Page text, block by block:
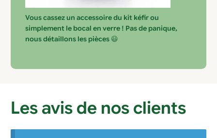
Vous cassez un accessoire du kit kéfir ou
simplement le bocal en verre ! Pas de panique,
nous détaillons les pièces 😃
Les avis de nos clients